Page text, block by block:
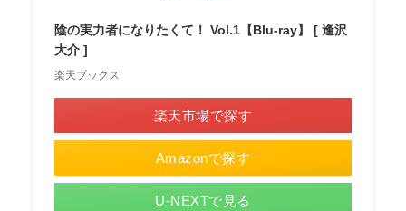
陰の実力者になりたくて！ Vol.1【Blu-ray】 [ 逢沢
大介 ]
楽天ブックス
楽天市場で探す
Amazonで探す
U-NEXTで見る